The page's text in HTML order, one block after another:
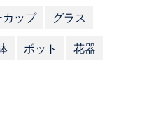
カップ グラス
ポット 花器